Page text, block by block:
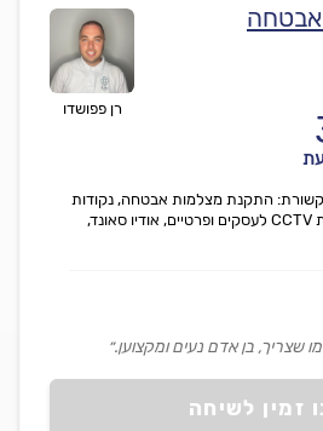
רן פפושדו
אבטחה
זמין לשיחה
התקנת מצלמות אבטחה, נקודות
תקשורת, RF/WIFI, מערכות CCTV לעסקים ופרטיים, אודיו סאונד,
שצריך, בן אדם נעים ומקצוען.״